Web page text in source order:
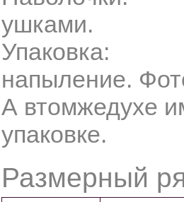
ушками.
Упаковка:
напыление.
А втомжедухе
упаковке.
Размерный